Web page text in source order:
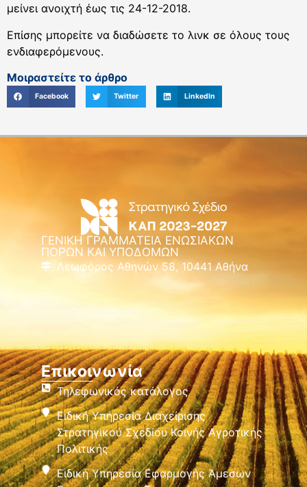
μείνει ανοιχτή έως τις 24-12-2018.
Επίσης μπορείτε να διαδώσετε το λινκ σε όλους τους
ενδιαφερόμενους.
Μοιραστείτε το άρθρο
Facebook Twitter LinkedIn
ΓΕΝΙΚΗ ΓΡΑΜΜΑΤΕΙΑ ΕΝΩΣΙΑΚΩΝ
ΠΟΡΩΝ ΚΑΙ ΥΠΟΔΟΜΩΝ
Λεωφόρος Αθηνών 58, 10441 Αθήνα
Επικοινωνία
Τηλεφωνικός κατάλογος
Ειδική Υπηρεσία Διαχείρισης
Στρατηγικού Σχεδίου Κοινής Αγροτικής
Πολιτικής
Ειδική Υπηρεσία Εφαρμογής Άμεσων